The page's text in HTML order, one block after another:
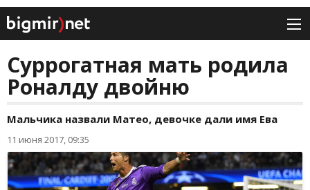
Суррогатная мать родила
Роналду двойню
Мальчика назвали Матео, девочке дали имя Ева
11 июня 2017, 09:35